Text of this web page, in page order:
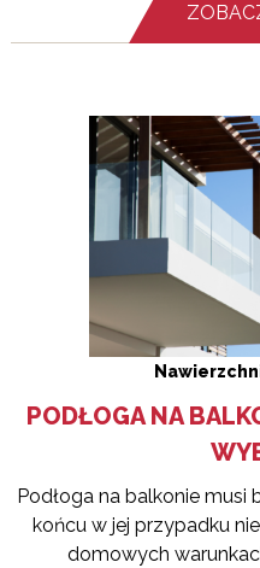
PODŁOGA NA
Podłoga na balkonie
końcu w jej przypadku
domowych